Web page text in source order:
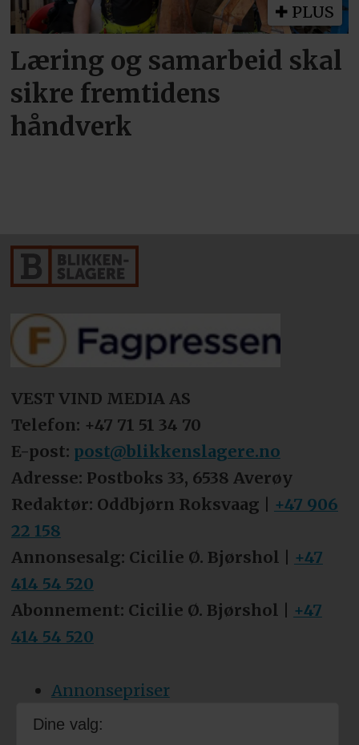
PLUS
Læring og samarbeid skal
sikre fremtidens
håndverk
VEST VIND MEDIA AS
Telefon: +47 71 51 34 70
E-post: post@blikkenslagere.no
Adresse: Postboks 33, 6538 Averøy
Redaktør: Oddbjørn Roksvaag | +47 906
22 158
Annonsesalg: Cicilie Ø. Bjørshol | +47
414 54 520
Abonnement: Cicilie Ø. Bjørshol | +47
414 54 520
Annonsepriser
Tips oss
Dine valg: